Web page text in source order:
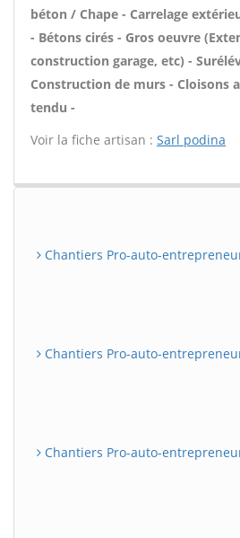
béton / Chape - Carrelage
- Bétons cirés - Gros oeuvre
construction garage, etc) -
Construction de murs - Cloisons
tendu -
Voir la fiche artisan : Sarl podina
Chantiers Pro-auto-
Chantiers Pro-auto-
Chantiers Pro-auto-